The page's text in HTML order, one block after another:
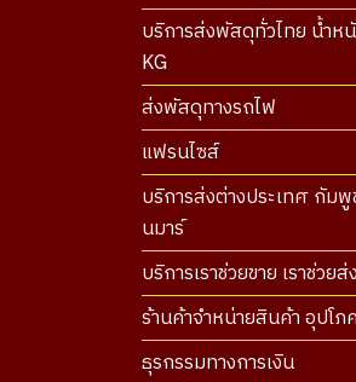
บริการส่งพัสดุทั่วไทย น้ำห
KG
ส่งพัสดุทางรถไฟ
แฟรนไซส์
บริการส่งต่างประเทศ กัมพู
นมาร์
บริการเราช่วยขาย เราช่วยส่ง
ร้านค้าจำหน่ายสินค้า อุปโภ
ธุรกรรมทางการเงิน